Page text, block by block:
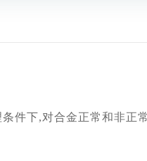
件下,对合金正常和非正